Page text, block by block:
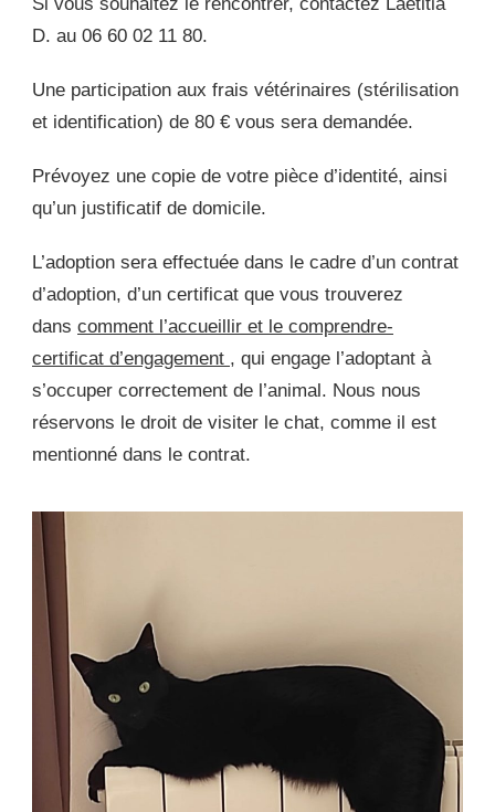
D. au 06 60 02 11 80.
Une participation aux frais vétérinaires (stérilisation
et identification) de 80 € vous sera demandée.
Prévoyez une copie de votre pièce d’identité, ainsi
qu’un justificatif de domicile.
L’adoption sera effectuée dans le cadre d’un contrat
d’adoption, d’un certificat que vous trouverez
dans comment l’accueillir et le comprendre-
certificat d’engagement , qui engage l’adoptant à
s’occuper correctement de l’animal. Nous nous
réservons le droit de visiter le chat, comme il est
mentionné dans le contrat.